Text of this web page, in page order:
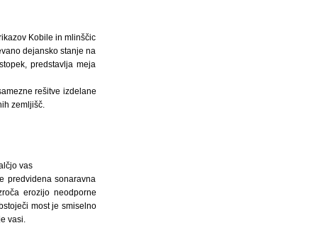
Kobile in mlinščic
dejansko stanje na
predstavlja meja
rešitve izdelane
zemljišč.
vas
predvidena sonaravna
erozijo neodporne
most je smiselno
vasi.